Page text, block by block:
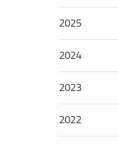
2025
2024
2023
2022